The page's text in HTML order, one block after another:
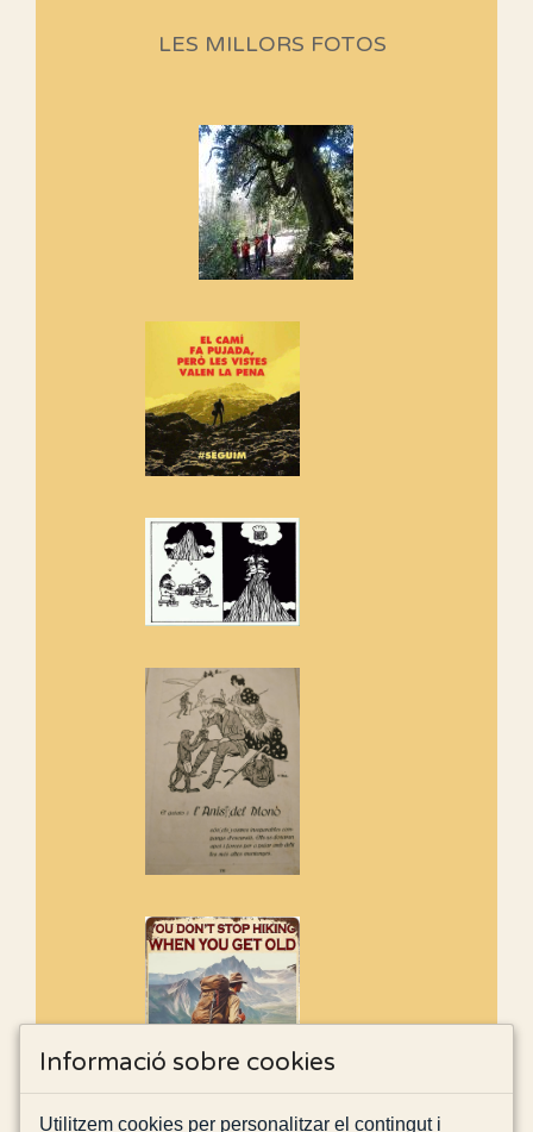
Si no podem caminar, alguna
cosa hem de fer...
Els Centpeus signen el
Manifest a favor dels Camins
Si ets una entitat o associació
adhereix-te al manifest!
Rebem un diploma dels
Amics de Sant Aniol d'Aguja
Els Centpeus estem implicats
de l'entorn de Sant Aniol
LES MILLORS FOTOS
Informació sobre cookies
Utilitzem cookies per personalitzar el contingut i